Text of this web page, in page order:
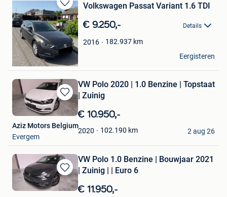
Bewaren
in
Mijn
Favorieten
Volkswagen Passat Variant 1.6 TDI
€ 9.250,- Details
2016 182.937 km
Anton
Evergem
Eergisteren
Bewaren
in
Favorieten
VW Polo 2020 | 1.0 Benzine | Topstaat
| Zuinig
€ 10.950,-
2020 102.190 km
Aziz Motors Belgium
Evergem
2 aug 26
Bewaren
in
VW Polo 1.0 Benzine | Bouwjaar 2021
| Zuinig | | Euro 6
€ 11.950,-